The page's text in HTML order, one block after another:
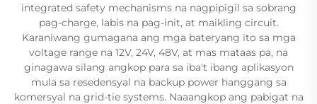
integrated safety mechanisms na nagpipigil sa sobrang
pag-charge, labis na pag-init, at maikling circuit.
Karaniwang gumagana ang mga bateryang ito sa mga
voltage range na 12V, 24V, 48V, at mas mataas pa, na
ginagawa silang angkop para sa iba't ibang aplikasyon
mula sa resedensyal na backup power hanggang sa
komersyal na grid-tie systems. Naaangkop ang pabigat na